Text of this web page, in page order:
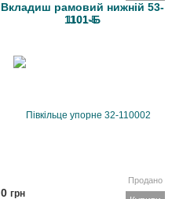
Вкладиш рамовий нижній 53-
1101-Б
Продано
0 грн